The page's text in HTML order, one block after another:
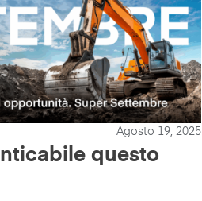
Agosto 19, 2025
questo